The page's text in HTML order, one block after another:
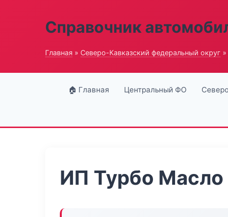
Справочник
Главная » Северо-Кавказский федеральный округ
🏠 Главная Центральный ФО
ИП Турбо Масло